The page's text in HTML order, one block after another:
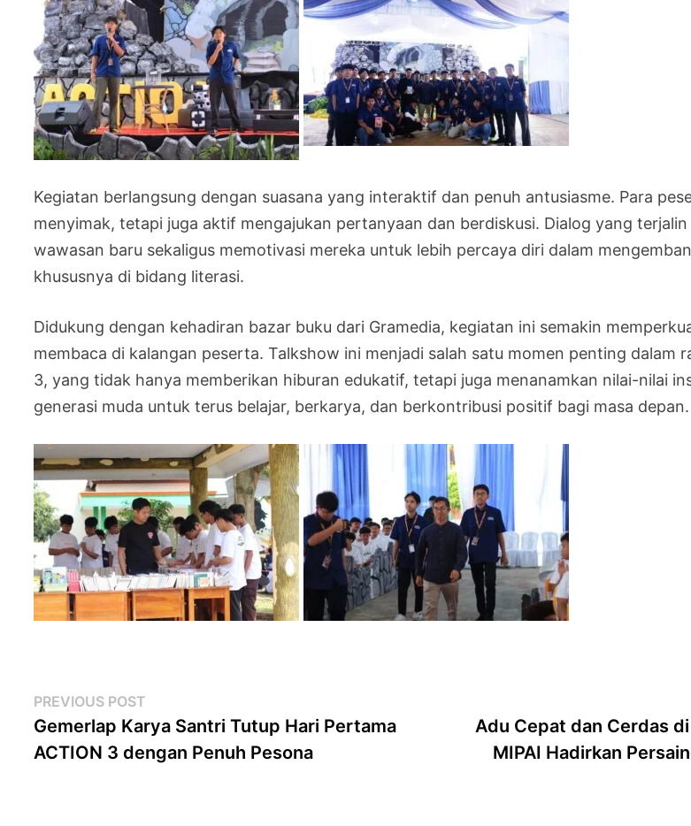
Kegiatan berlangsung dengan suasana yang interaktif dan penuh antusiasme. Para
menyimak, tetapi juga aktif mengajukan pertanyaan dan berdiskusi. Dialog yang terjalin
wawasan baru sekaligus memotivasi mereka untuk lebih percaya diri dalam
khususnya di bidang literasi.
Didukung dengan kehadiran bazar buku dari Gramedia, kegiatan ini semakin
membaca di kalangan peserta. Talkshow ini menjadi salah satu momen penting dalam
3, yang tidak hanya memberikan hiburan edukatif, tetapi juga menanamkan nilai-nilai
generasi muda untuk terus belajar, berkarya, dan berkontribusi positif bagi masa depan.
Post
navigation
PREVIOUS POST
post:
Gemerlap Karya Santri Tutup Hari Pertama
ACTION 3 dengan Penuh Pesona
Adu Cepat dan Cerdas
MIPAI Hadirkan